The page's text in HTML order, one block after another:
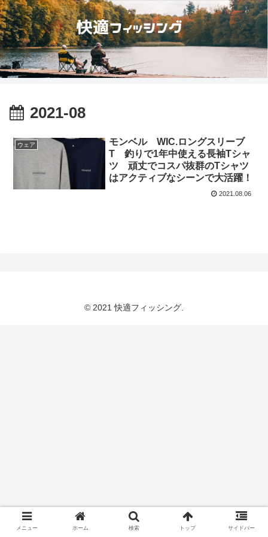
2021-08
ウェア
モンベル WIC.ロングスリーブ
T 釣りで1年中使える長袖Tシャ
ツ 頑丈でコスパ抜群のTシャツ
はアクティブなシーンで大活躍！
2021.08.06
© 2021 快適フィッシング.
メニュー ホーム 検索 トップ サイドバー